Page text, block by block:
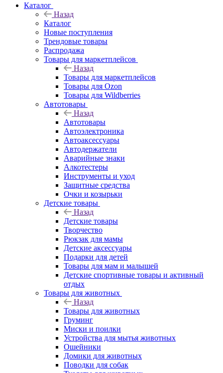
Каталог
Назад
Каталог
Новые поступления
Трендовые товары
Распродажа
Товары для маркетплейсов
Назад
Товары для маркетплейсов
Товары для Ozon
Товары для Wildberries
Автотовары
Назад
Автотовары
Автоэлектроника
Автоаксессуары
Автодержатели
Аварийные знаки
Алкотестеры
Инструменты и уход
Защитные средства
Очки и козырьки
Детские товары
Назад
Детские товары
Творчество
Рюкзак для мамы
Детские аксессуары
Подарки для детей
Товары для мам и малышей
Детские спортивные товары и активный
отдых
Товары для животных
Назад
Товары для животных
Груминг
Миски и поилки
Устройства для мытья животных
Ошейники
Домики для животных
Поводки для собак